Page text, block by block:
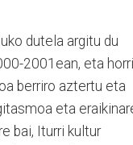
dutela argitu du
2001ean, eta horri
berriro aztertu eta
eta
bai, Iturri kultur